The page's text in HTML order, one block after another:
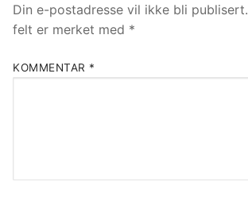
Din e-postadresse vil ikke bli publisert.
felt er merket med *
KOMMENTAR *